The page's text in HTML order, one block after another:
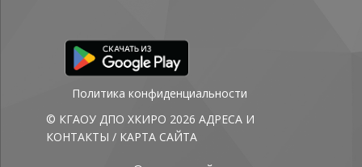
Политика конфиденциальности
© КГАОУ ДПО ХКИРО 2026 АДРЕСА И
КОНТАКТЫ / КАРТА САЙТА